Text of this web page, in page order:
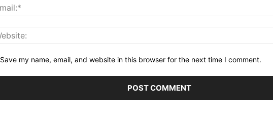
Save my name, email, and website in this browser for the next time I comment.